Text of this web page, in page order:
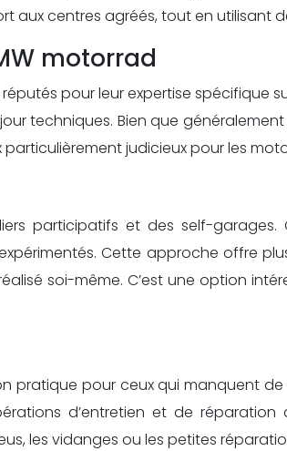
aux centres agréés, tout en utilisant
motorrad
pour leur expertise spécifique
techniques. Bien que
judicieux pour les
participatifs et des self-garages.
Cette approche offre
soi-même. C’est une option
pratique pour ceux qui manquent
d’entretien et de réparation
les vidanges ou les petites